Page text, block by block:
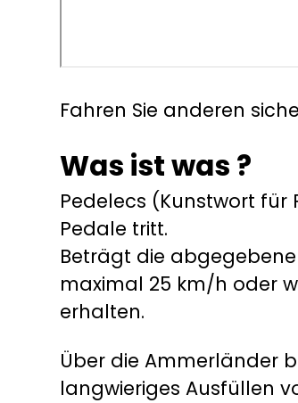
Fahren Sie anderen
Was ist was ?
Pedelecs (Kunstwort
Pedale tritt.
Beträgt die
maximal 25 km/h oder
erhalten.
Über die Ammerländer
langwieriges Ausfüllen